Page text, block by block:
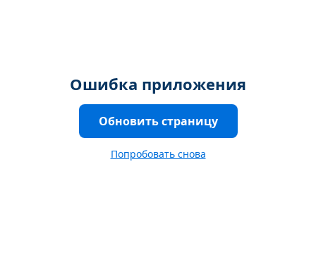
Ошибка приложения
Обновить страницу
Попробовать снова